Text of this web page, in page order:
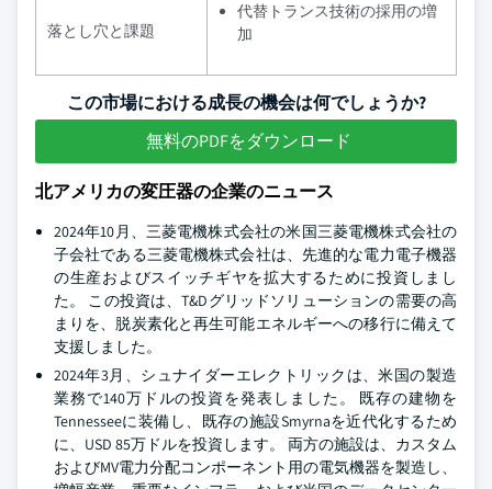
落とし穴と課題
代替トランス技術の採用の増
加
この市場における成長の機会は何でしょうか?
無料のPDFをダウンロード
北アメリカの変圧器の企業のニュース
2024年10月、三菱電機株式会社の米国三菱電機株式会社の
子会社である三菱電機株式会社は、先進的な電力電子機器
の生産およびスイッチギヤを拡大するために投資しまし
た。 この投資は、T&Dグリッドソリューションの需要の高
まりを、脱炭素化と再生可能エネルギーへの移行に備えて
支援しました。
2024年3月、シュナイダーエレクトリックは、米国の製造
業務で140万ドルの投資を発表しました。 既存の建物を
Tennesseeに装備し、既存の施設Smyrnaを近代化するため
に、USD 85万ドルを投資します。 両方の施設は、カスタム
およびMV電力分配コンポーネント用の電気機器を製造し、